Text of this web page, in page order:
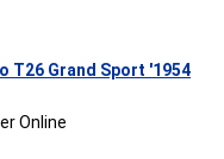
T26 Grand Sport '1954
Online